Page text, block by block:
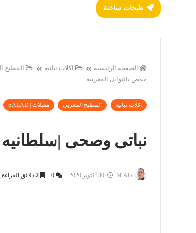
طبخات ساخنة
الصفحة الرئيسية اكلات نباتية المطبخ
حمص بالتوابل المغربية
اكلات نباتية المطبخ المغربي مقبلات | SALAD
نباتى وصحى |سلطانيه
M.AG
0
2 دقائق القراءة